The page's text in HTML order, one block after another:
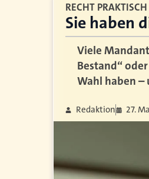
RECHT PRAKTISCH
Sie haben
Viele
Bestand“
Wahl haben –
Redaktion 27.